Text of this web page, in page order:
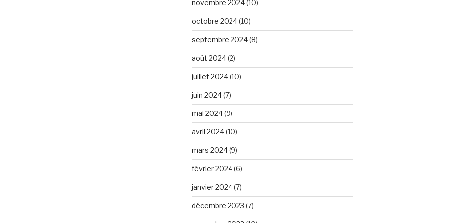
novembre 2024(10)
octobre 2024(10)
septembre 2024(8)
août 2024(2)
juillet 2024(10)
juin 2024(7)
mai 2024(9)
avril 2024(10)
mars 2024(9)
février 2024(6)
janvier 2024(7)
décembre 2023 (7)